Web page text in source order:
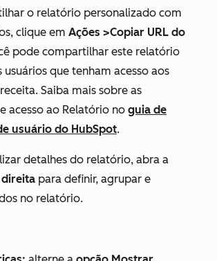
o relatório personalizado com
clique em Ações >Copiar URL do
pode compartilhar este relatório
que tenham acesso aos
Saiba mais sobre as
acesso ao Relatório no guia de
usuário do HubSpot.
detalhes do relatório, abra a
para definir, agrupar e
no relatório.